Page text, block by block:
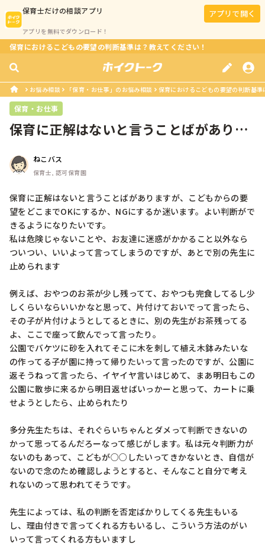
保育士だけの相談アプリ
アプリを無料でダウンロード！
アプリで開く
保育におけるこどもの要望の判断基準は？教えてください！
お悩み相談 「保育・お仕事」のお悩み相談 保育におけるこどもの要望の判断基
保育・お仕事
保育に正解はないと言うことばがありま
ねこバス
保育士, 認可保育園
保育に正解はないと言うことばがありますが、こどもからの要
望をどこまでOKにするか、NGにするか迷います。よい判断がで
きるようになりたいです。
私は危険じゃないことや、お友達に迷惑がかかること以外なら
ついつい、いいよって言ってしまうのですが、あとで別の先生に
止められます
例えば、おやつのお茶が少し残ってて、おやつも完食してるし少
しくらいならいいかなと思って、片付けておいでって言ったら、
その子が片付けようとしてるときに、別の先生がお茶残ってる
よ、ここで座って飲んでって言ったり。
公園でバケツに砂を入れてそこに木を刺して植え木鉢みたいな
の作ってる子が園に持って帰りたいって言ったのですが、公園に
返そうねって言ったら、イヤイヤ言いはじめて、まあ明日もこの
公園に散歩に来るから明日返せばいっかーと思って、カートに乗
せようとしたら、止められたり
多分先生たちは、それぐらいちゃんとダメって判断できないの
かって思ってるんだろーなって感じがします。私は元々判断力が
ないのもあって、こどもが○○したいってきかないとき、自信が
ないので念のため確認しようとすると、そんなこと自分で考え
れないのって思われてそうです。
先生によっては、私の判断を否定ばかりしてくる先生もいる
し、理由付きで言ってくれる方もいるし、こういう方法のがい
いって言ってくれる方もいますし